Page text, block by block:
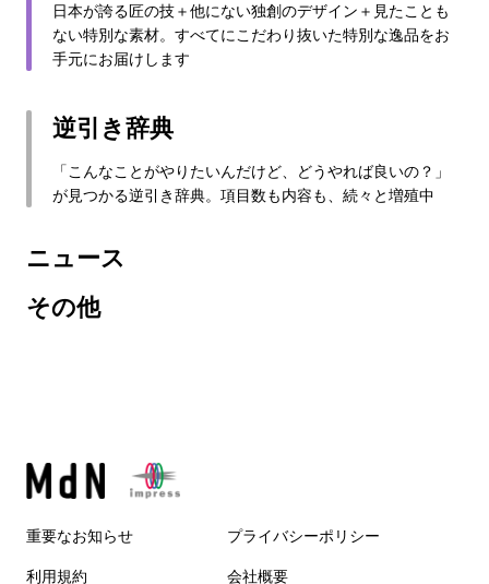
日本が誇る匠の技＋他にない独創のデザイン＋見たことも
ない特別な素材。すべてにこだわり抜いた特別な逸品をお
手元にお届けします
逆引き辞典
「こんなことがやりたいんだけど、どうやれば良いの？」
が見つかる逆引き辞典。項目数も内容も、続々と増殖中
ニュース
その他
重要なお知らせ プライバシーポリシー
利用規約 会社概要